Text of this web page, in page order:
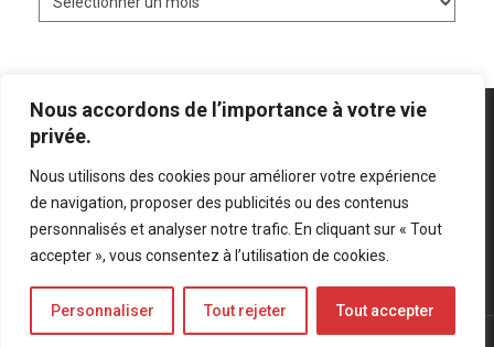
Nous accordons de l’importance à votre vie
privée.
Nous utilisons des cookies pour améliorer votre expérience
de navigation, proposer des publicités ou des contenus
personnalisés et analyser notre trafic. En cliquant sur « Tout
accepter », vous consentez à l’utilisation de cookies.
Personnaliser Tout rejeter Tout accepter
Mentions légales Politique de confidentialité
Bluesky
LinkedIn
Twitter
© Forces Operations Blog - 2022